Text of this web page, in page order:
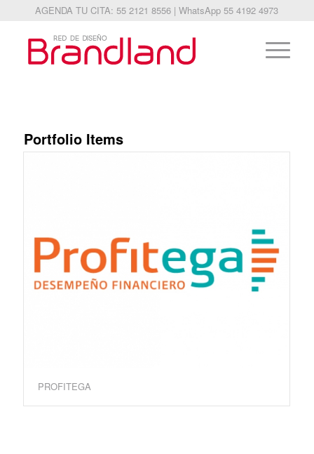
AGENDA TU CITA: 55 2121 8556 | WhatsApp 55 4192 4973
Portfolio Items
PROFITEGA